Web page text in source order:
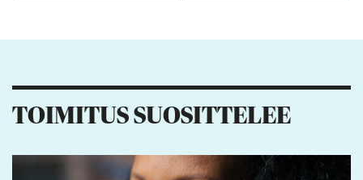
TOIMITUS SUOSITTELEE